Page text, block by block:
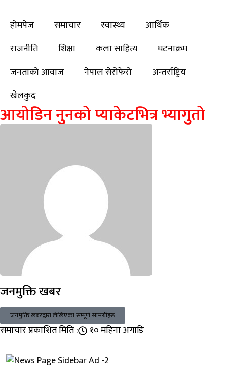
होमपेज समाचार स्वास्थ्य
आर्थिक
राजनीति
शिक्षा कला साहित्य
घटनाक्रम
जनताको आवाज
नेपाल सेरोफेरो
अन्तर्राष्ट्रिय
खेलकुद
आयोडिन नुनको प्याकेटभित्र भ्यागुतो
जनमुक्ति खबर
जनमुक्ति खबरद्वारा लेखिएका सम्पूर्ण सामग्रीहरू
समाचार प्रकाशित मिति : १० महिना अगाडि